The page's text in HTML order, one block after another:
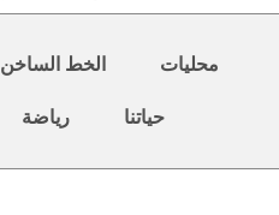
محليات الخط الساخن
حياتنا رياضة